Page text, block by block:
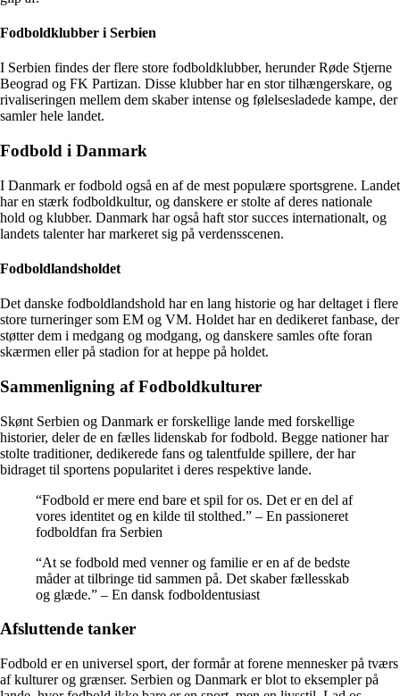
Fodboldklubber i Serbien
I Serbien findes der flere store fodboldklubber, herunder Røde Stjerne
Beograd og FK Partizan. Disse klubber har en stor tilhængerskare, og
rivaliseringen mellem dem skaber intense og følelsesladede kampe, der
samler hele landet.
Fodbold i Danmark
I Danmark er fodbold også en af de mest populære sportsgrene. Landet
har en stærk fodboldkultur, og danskere er stolte af deres nationale
hold og klubber. Danmark har også haft stor succes internationalt, og
landets talenter har markeret sig på verdensscenen.
Fodboldlandsholdet
Det danske fodboldlandshold har en lang historie og har deltaget i flere
store turneringer som EM og VM. Holdet har en dedikeret fanbase, der
støtter dem i medgang og modgang, og danskere samles ofte foran
skærmen eller på stadion for at heppe på holdet.
Sammenligning af Fodboldkulturer
Skønt Serbien og Danmark er forskellige lande med forskellige
historier, deler de en fælles lidenskab for fodbold. Begge nationer har
stolte traditioner, dedikerede fans og talentfulde spillere, der har
bidraget til sportens popularitet i deres respektive lande.
“Fodbold er mere end bare et spil for os. Det er en del af
vores identitet og en kilde til stolthed.” – En passioneret
fodboldfan fra Serbien
“At se fodbold med venner og familie er en af de bedste
måder at tilbringe tid sammen på. Det skaber fællesskab
og glæde.” – En dansk fodboldentusiast
Afsluttende tanker
Fodbold er en universel sport, der formår at forene mennesker på tværs
af kulturer og grænser. Serbien og Danmark er blot to eksempler på